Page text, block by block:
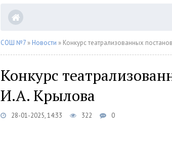
СОШ №7 » Новости » Конкурс театрализованных
Конкурс
И.А. Крылова
28-01-2025, 14:33 322 0